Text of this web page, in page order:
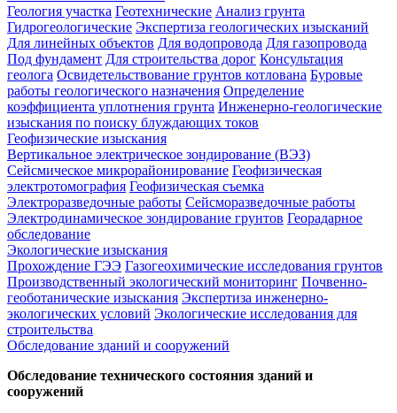
Геология участка Геотехнические Анализ грунта
Гидрогеологические Экспертиза геологических изысканий
Для линейных объектов Для водопровода Для газопровода
Под фундамент Для строительства дорог Консультация
геолога Освидетельствование грунтов котлована Буровые
работы геологического назначения Определение
коэффициента уплотнения грунта Инженерно-геологические
изыскания по поиску блуждающих токов
Геофизические изыскания
Вертикальное электрическое зондирование (ВЭЗ)
Сейсмическое микрорайонирование Геофизическая
электротомография Геофизическая съемка
Электроразведочные работы Сейсморазведочные работы
Электродинамическое зондирование грунтов Георадарное
обследование
Экологические изыскания
Прохождение ГЭЭ Газогеохимические исследования грунтов
Производственный экологический мониторинг Почвенно-
геоботанические изыскания Экспертиза инженерно-
экологических условий Экологические исследования для
строительства
Обследование зданий и сооружений
Обследование технического состояния зданий и
сооружений